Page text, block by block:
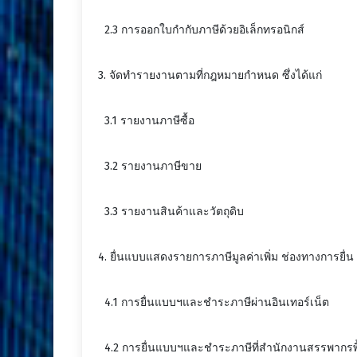
2.3 การออกใบกำกับภาษีด้วยอิเล็กทรอนิกส์
3. จัดทำรายงานตามที่กฎหมายกำหนด ซึ่งได้แก่
3.1 รายงานภาษีซื้อ
3.2 รายงานภาษีขาย
3.3 รายงานสินค้าและวัตถุดิบ
4. ยื่นแบบแสดงรายการภาษีมูลค่าเพิ่ม ช่องทางการยื่น
4.1 การยื่นแบบฯและชำระภาษีผ่านอินเทอร์เน็ต
4.2 การยื่นแบบฯและชำระภาษีที่สำนักงานสรรพาก